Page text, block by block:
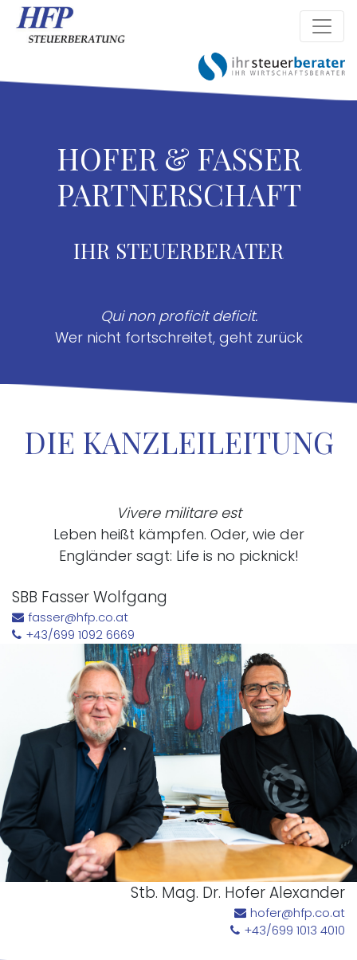
HOFER & FASSER
PARTNERSCHAFT
IHR STEUERBERATER
Qui non proficit deficit.
Wer nicht fortschreitet, geht zurück
DIE KANZLEILEITUNG
Vivere militare est
Leben heißt kämpfen. Oder, wie der
Engländer sagt: Life is no picknick!
SBB Fasser Wolfgang
fasser@hfp.co.at
+43/699 1092 6669
Stb. Mag. Dr. Hofer Alexander
hofer@hfp.co.at
+43/699 1013 4010